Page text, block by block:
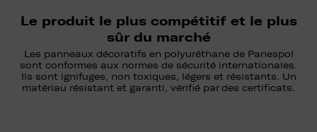
Le produit le plus compétitif et le plus
sûr du marché
Les panneaux décoratifs en polyuréthane de Panespol
sont conformes aux normes de sécurité internationales.
Ils sont ignifuges, non toxiques, légers et résistants. Un
matériau résistant et garanti, vérifié par des certificats.